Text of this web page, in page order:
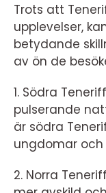
Trots att
upplevelser,
betydande
av ön de
1. Södra
pulserande
är södra
ungdomar
2. Norra